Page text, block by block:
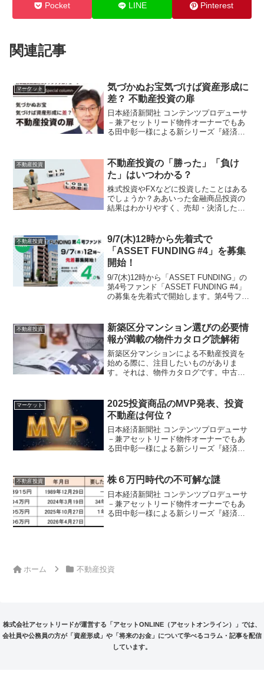
Pocket LINE Pinterest
関連記事
マーケット
気づかぬお宝気づけば資産形成に
差？ 不動産投資の扉
日本経済新聞社 コンテンツプロデューサ
－兼アセットリード物件オーナーでもあ
る田中彰一様による新シリーズ『経済ニ
してちょっと違う角度から読み解く注目
企画です。
不動産投資
不動産投資の「勝った」「負け
た」はいつわかる？
株式投資やFXなどに投資したことはある
でしょうか？ああいった金融商品投資の
結果はわかりやすく、売却・決済した瞬
でしょうか？目先で損が出ていても、ロ
ーン返済後に取り返せる...
不動産投資
9/7(木)12時から先着式で
「ASSET FUNDING #4」を募集
開始！
9/7(木)12時から「ASSET FUNDING」の
第4号ファンド「ASSET FUNDING #4」
の募集を先着式で開始します。第4号ファ
ります。是非、この機会に事前に会員登
録の上、お申込み下さい！
不動産投資
新築区分マンション選びの必要情
報が満載の物件カタログ読解術
新築区分マンションによる不動産投資を
始める際に、注目したいものがありま
す。それは、物件カタログです。中古物
新築区分マンションを比較検討する際
に、カタログのどこに注目すべき...
マーケット
2025投資商品のMVP発表、投資
不動産は何位？
日本経済新聞社 コンテンツプロデューサ
－兼アセットリード物件オーナーでもあ
る田中彰一様による新シリーズ『経済ニ
してちょっと違う角度から読み解く注目
企画です。
不動産投資 株６万円時代の不可解な謎
日本経済新聞社 コンテンツプロデューサ
－兼アセットリード物件オーナーでもあ
る田中彰一様による新シリーズ『経済ニ
ホーム 不動産投資
株式会社アセットリードが運営する「アセットONLINE（アセットオンライン）」では、
会社員や公務員の方が「資産形成」や「将来のお金」について学べるコラム・記事を配信
しています。